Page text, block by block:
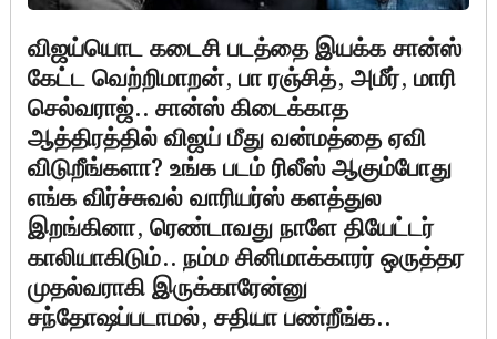
விஜய்யொட கடைசி படத்தை இயக்க சான்ஸ்
கேட்ட வெற்றிமாறன், பா ரஞ்சித், அமீர், மாரி
செல்வராஜ்.. சான்ஸ் கிடைக்காத
ஆத்திரத்தில் விஜய் மீது வன்மத்தை ஏவி
விடுறீங்களா? உங்க படம் ரிலீஸ் ஆகும்போது
எங்க விர்ச்சுவல் வாரியர்ஸ் களத்துல
இறங்கினா, ரெண்டாவது நாளே தியேட்டர்
காலியாகிடும்.. நம்ம சினிமாக்காரர் ஒருத்தர
முதல்வராகி இருக்காரேன்னு
சந்தோஷப்படாமல், சதியா பண்றீங்க..